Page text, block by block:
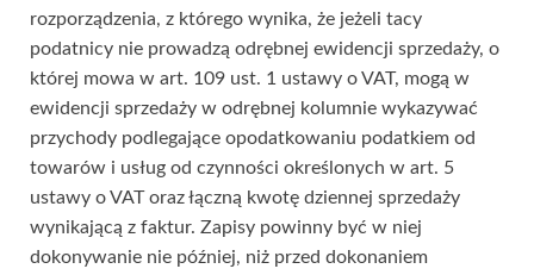
rozporządzenia, z którego wynika, że jeżeli tacy
podatnicy nie prowadzą odrębnej ewidencji sprzedaży, o
której mowa w art. 109 ust. 1 ustawy o VAT, mogą w
ewidencji sprzedaży w odrębnej kolumnie wykazywać
przychody podlegające opodatkowaniu podatkiem od
towarów i usług od czynności określonych w art. 5
ustawy o VAT oraz łączną kwotę dziennej sprzedaży
wynikającą z faktur. Zapisy powinny być w niej
dokonywanie nie później, niż przed dokonaniem